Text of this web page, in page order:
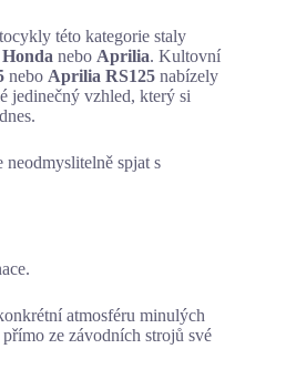
této kategorie staly
Honda nebo Aprilia. Kultovní
nebo Aprilia RS125 nabízely
jedinečný vzhled, který si
neodmyslitelně spjat s
atmosféru minulých
ze závodních strojů své